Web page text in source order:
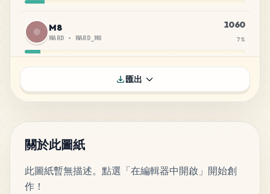
M8
MARD • MARD_M8
1060
7%
%
MARD• MARD_D1
701
H5 698
匯出
關於此圖紙
此圖紙暫無描述。點選「在編輯器中開啟」開始創
作！